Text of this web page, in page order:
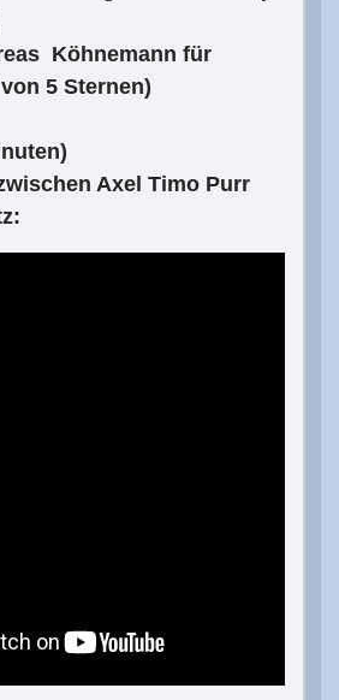
Köhnemann für
5 Sternen)
Axel Timo Purr